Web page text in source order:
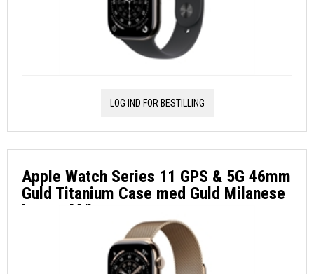
LOG IND FOR BESTILLING
Apple Watch Series 11 GPS & 5G 46mm
Guld Titanium Case med Guld Milanese
Loop - M/L